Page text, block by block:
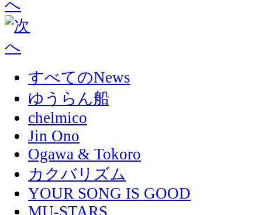
すべてのNews
ゆうらん船
chelmico
Jin Ono
Ogawa & Tokoro
カクバリズム
YOUR SONG IS GOOD
MU-STARS